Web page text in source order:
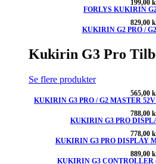
199,00
FORLYS KUKIRIN
829,00
KUKIRIN G2 PRO /
Kukirin G3 Pro
Se flere produkter
565,00
KUKIRIN G3 PRO / G2 MASTER
788,00
KUKIRIN G3 PRO
778,00
KUKIRIN G3 PRO DISPLAY
889,00
KUKIRIN G3 CONTROLLER